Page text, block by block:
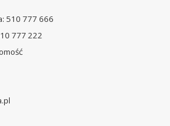
510 777 666
777 222